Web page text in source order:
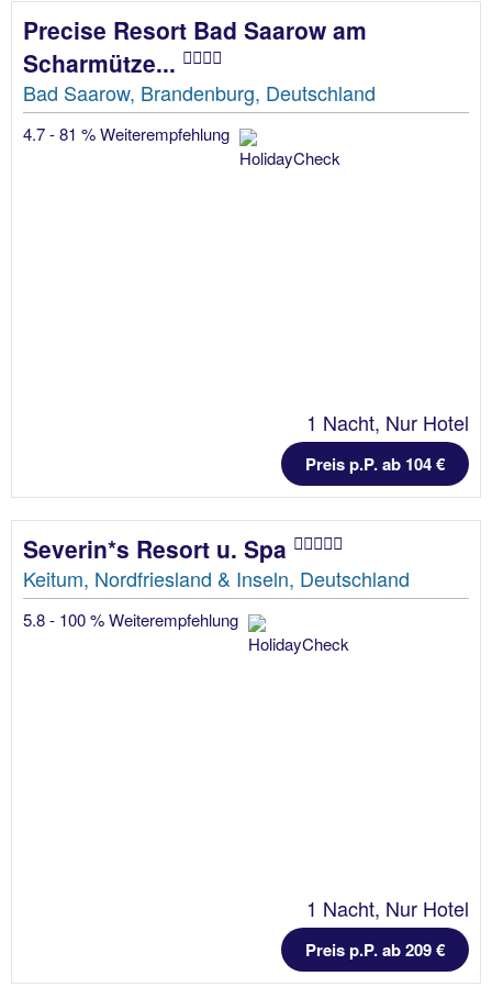
Precise Resort Bad Saarow am
Scharmütze...
Bad Saarow, Brandenburg, Deutschland
4.7 - 81 % Weiterempfehlung
1 Nacht, Nur Hotel
Preis p.P. ab 104 €
Severin*s Resort u. Spa
Keitum, Nordfriesland & Inseln, Deutschland
5.8 - 100 % Weiterempfehlung
1 Nacht, Nur Hotel
Preis p.P. ab 209 €